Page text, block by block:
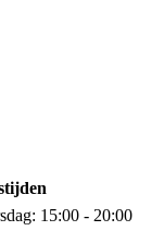
15:00 - 20:00